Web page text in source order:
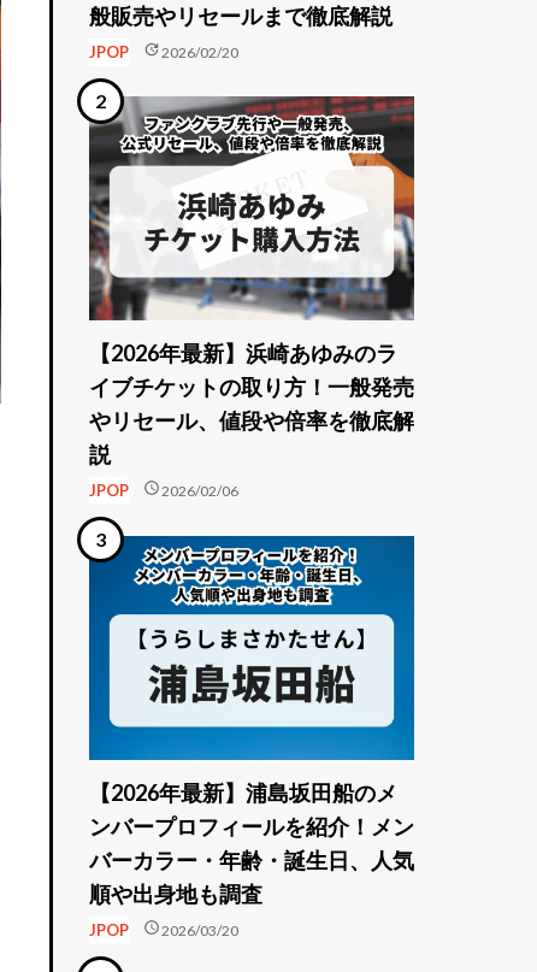
般販売やリセールまで徹底解説
JPOP update2026/02/20
【2026年最新】浜崎あゆみのラ
イブチケットの取り方！一般発売
やリセール、値段や倍率を徹底解
説
JPOP schedule2026/02/06
【2026年最新】浦島坂田船のメ
ンバープロフィールを紹介！メン
バーカラー・年齢・誕生日、人気
順や出身地も調査
JPOP schedule2026/03/20